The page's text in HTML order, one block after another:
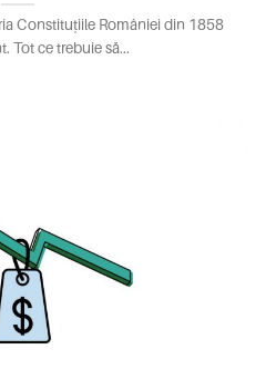
Constituțiile României din 1858
Tot ce trebuie să...